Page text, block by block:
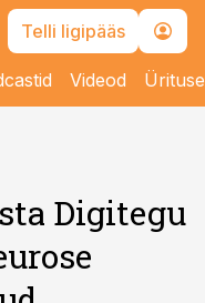
Telli ligipääs
Videod
Digitegu